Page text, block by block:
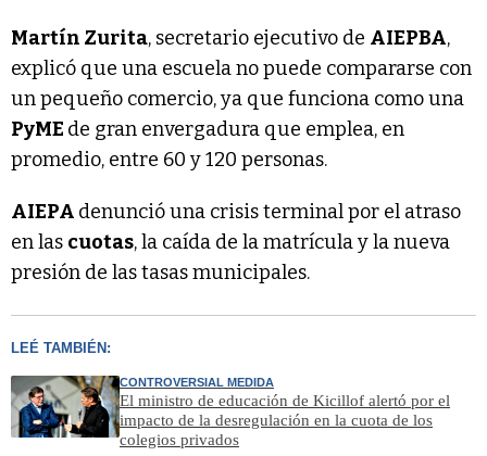
Martín Zurita, secretario ejecutivo de AIEPBA,
explicó que una escuela no puede compararse con
un pequeño comercio, ya que funciona como una
PyME de gran envergadura que emplea, en
promedio, entre 60 y 120 personas.
AIEPA denunció una crisis terminal por el atraso
en las cuotas, la caída de la matrícula y la nueva
presión de las tasas municipales.
LEÉ TAMBIÉN:
CONTROVERSIAL MEDIDA
El ministro de educación de Kicillof alertó por el
impacto de la desregulación en la cuota de los
colegios privados